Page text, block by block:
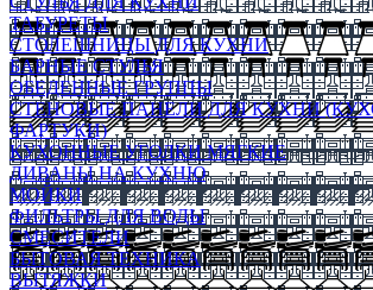
ТАБУРЕТЫ
СТОЛЕШНИЦЫ ДЛЯ КУХНИ
БАРНЫЕ СТУЛЬЯ
ОБЕДЕННЫЕ ГРУППЫ
СТЕНОВЫЕ ПАНЕЛИ ДЛЯ КУХНИ
ФАРТУКИ)
КУХОННЫЕ УГОЛКИ МЯГКИЕ
ДИВАНЫ НА КУХНЮ
МОЙКИ
ФИЛЬТРЫ ДЛЯ ВОДЫ
СМЕСИТЕЛИ
БЫТОВАЯ ТЕХНИКА
ВЫТЯЖКИ